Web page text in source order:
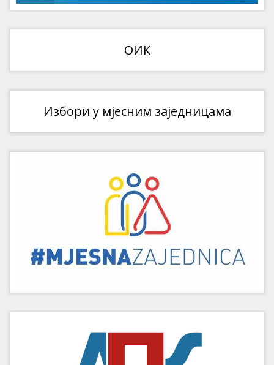
ОИК
Избори у мјесним заједницама